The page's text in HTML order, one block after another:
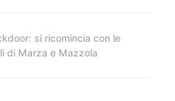
si ricomincia con le
di Marza e Mazzola